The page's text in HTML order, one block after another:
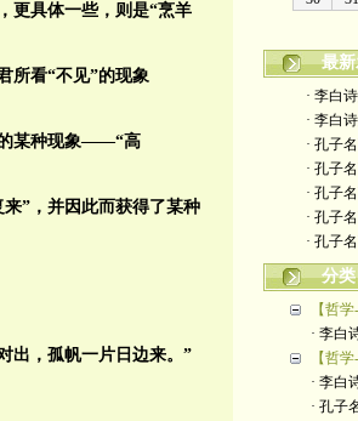
更具体一些，则是“烹羊
所看“不见”的现象
的某种现象——“高
”，并因此而获得了某种
出，孤帆一片日边来。”
最
· 李白
· 李白
· 孔子
· 孔子
· 孔子
· 孔子
· 孔子
分
【哲学
· 李白
【哲学
· 李白
· 孔子